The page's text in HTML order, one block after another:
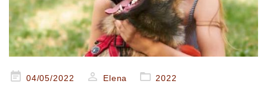
Posted04/05/2022 Elena 2022